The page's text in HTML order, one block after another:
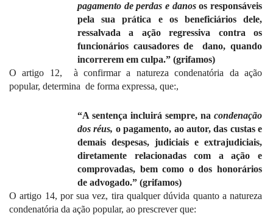
pagamento de perdas e danosos responsáveis
pela sua prática e os beneficiários dele,
ressalvada a ação regressiva contra os
funcionários causadores de
dano, quando
incorrerem em culpa.” (grifamos)
O artigo 12,
à confirmar a natureza condenatória da ação
popular, determina de forma expressa, que:,
“A sentença incluirá sempre, nacondenação
dos réus, o pagamento, ao autor, das custas e
demais despesas, judiciais e extrajudiciais,
diretamente relacionadas com a ação e
comprovadas, bem como o dos honorários
de advogado.” (grifamos)
O artigo 14, por sua vez, tira qualquer dúvida quanto a natureza
condenatória da ação popular, ao prescrever que: